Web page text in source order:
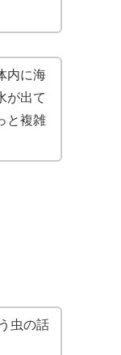
内に海
が出て
と複雑
虫の話